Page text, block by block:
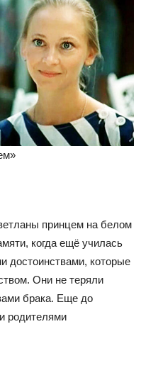
принцем на белом
когда ещё училась
достоинствами, которые
Они не теряли
брака. Еще до
родителями